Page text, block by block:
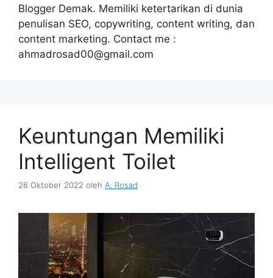
Blogger Demak. Memiliki ketertarikan di dunia
penulisan SEO, copywriting, content writing, dan
content marketing. Contact me :
ahmadrosad00@gmail.com
Keuntungan Memiliki
Intelligent Toilet
26 Oktober 2022 oleh A. Rosad